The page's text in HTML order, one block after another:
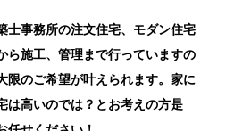
士事務所の注文住宅、モダン住宅
ら施工、管理まで行っていますの
限のご希望が叶えられます。家に
は高いのでは？とお考えの方是